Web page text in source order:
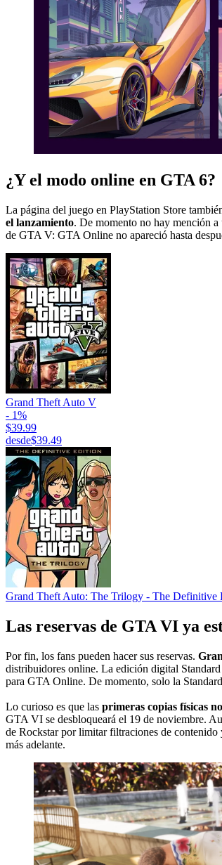
¿Y el modo online en GTA 6?
La página del juego en PlayStation Store
el lanzamiento. De momento no hay mención
de GTA V: GTA Online no apareció hasta
Grand Theft Auto V
- 1%
$39.99
desde$39.49
Grand Theft Auto: The Trilogy - The Definitive
Las reservas de GTA VI ya
Por fin, los fans pueden hacer sus reservas.
distribuidores online. La edición digital
para GTA Online. De momento, solo la
Lo curioso es que las primeras copias físicas
GTA VI se desbloqueará el 19 de noviembre.
de Rockstar por limitar filtraciones de contenido
más adelante.